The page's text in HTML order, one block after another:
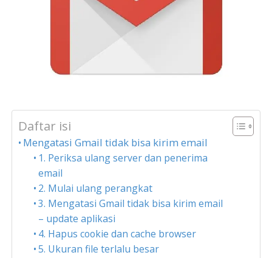
Daftar isi
Mengatasi Gmail tidak bisa kirim email
1. Periksa ulang server dan penerima
email
2. Mulai ulang perangkat
3. Mengatasi Gmail tidak bisa kirim email
– update aplikasi
4. Hapus cookie dan cache browser
5. Ukuran file terlalu besar